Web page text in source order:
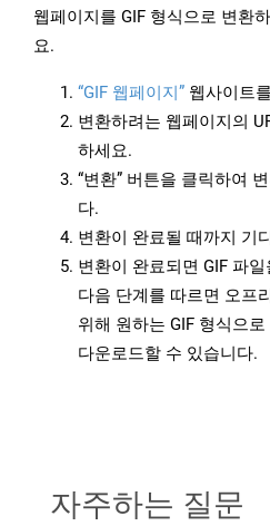
웹페이지를 GIF 형식으로 변환
요.
“GIF 웹페이지” 웹사이트
변환하려는 웹페이지의
하세요.
“변환” 버튼을 클릭하여
다.
변환이 완료될 때까지 기
변환이 완료되면 GIF 파
다음 단계를 따르면 오프
위해 원하는 GIF 형식으
다운로드할 수 있습니다.
자주하는 질문